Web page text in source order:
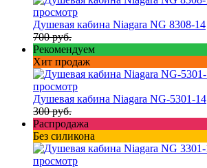
просмотр
Душевая кабина Niagara NG 8308-14
700 руб.
Рекомендуем
Хит продаж
просмотр
Душевая кабина Niagara NG-5301-14
300 руб.
Распродажа
Без силикона
просмотр